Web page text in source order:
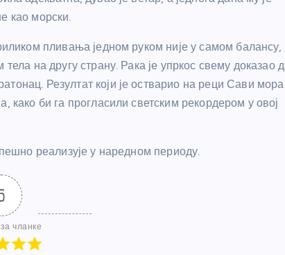
као морски.
пливања једном руком није у самом балансу,
на другу страну. Рака је упркос свему доказао
Резултат који је остварио на реци Сави
како би га прогласили светским рекордером у овој
реализује у наредном периоду.
чланке